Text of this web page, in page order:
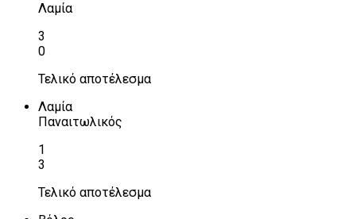
Λαμία
3
0
Τελικό αποτέλεσμα
Λαμία
Παναιτωλικός
1
3
Τελικό αποτέλεσμα